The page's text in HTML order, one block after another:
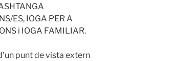
ES, IOGA PER A
i IOGA FAMILIAR.
punt de vista extern